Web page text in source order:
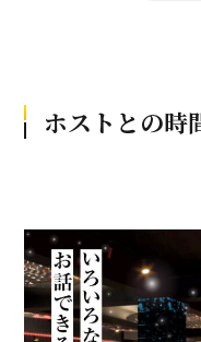
ホストとの時